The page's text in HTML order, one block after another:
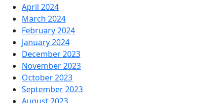
April 2024
March 2024
February 2024
January 2024
December 2023
November 2023
October 2023
September 2023